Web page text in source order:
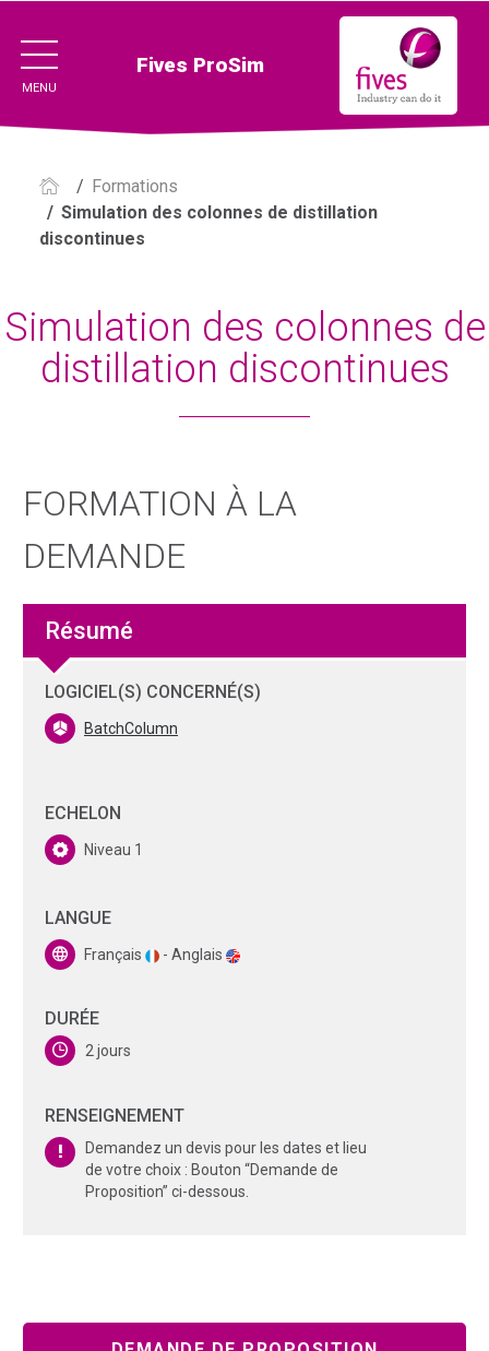
MENU
Fives ProSim
/ Formations
/ Simulation des colonnes de distillation
discontinues
Simulation des colonnes de
distillation discontinues
FORMATION À LA
DEMANDE
Résumé
LOGICIEL(S) CONCERNÉ(S)
BatchColumn
ECHELON
Niveau 1
LANGUE
Français - Anglais
DURÉE
2 jours
RENSEIGNEMENT
Demandez un devis pour les dates et lieu
de votre choix : Bouton “Demande de
Proposition” ci-dessous.